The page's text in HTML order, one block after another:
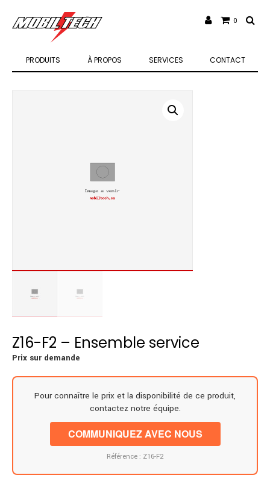
PRODUITS À PROPOS SERVICES CONTACT
0
Z16-F2 – Ensemble service
Prix sur demande
Pour connaître le prix et la disponibilité de ce produit,
contactez notre équipe.
COMMUNIQUEZ AVEC NOUS
Référence : Z16-F2